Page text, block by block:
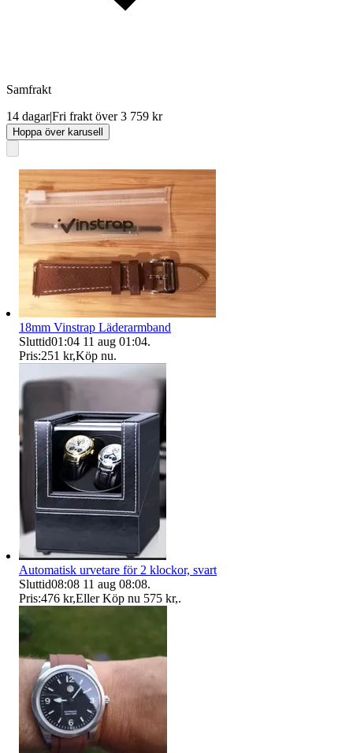
Samfrakt
14 dagar|Fri frakt över 3 759 kr
Hoppa över karusell
18mm Vinstrap Läderarmband
Sluttid01:04 11 aug 01:04.
Pris:251 kr,Köp nu.
Automatisk urvetare för 2 klockor, svart
Sluttid08:08 11 aug 08:08.
Pris:476 kr,Eller Köp nu 575 kr,.